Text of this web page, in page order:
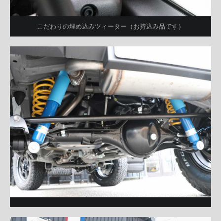
こだわりの埋め込みツィーター（お持込み品です）